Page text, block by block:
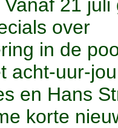
21
over
in de
acht-uur-
en Hans
korte